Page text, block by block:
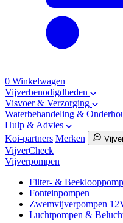
0 Winkelwagen
Vijverbenodigdheden
Visvoer & Verzorging
Waterbehandeling &
Hulp & Advies
Koi-partners Merken
VijverCheck
Vijverpompen
Filter- &
Fonteinpompen
Zwemvijverpompen
Luchtpompen &